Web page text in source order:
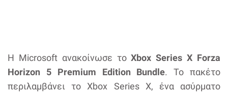
Η Microsoft ανακοίνωσε τοXbox Series X Forza
Horizon 5 Premium Edition Bundle. Το πακέτο
περιλαμβάνει το Xbox Series X, ένα ασύρματο